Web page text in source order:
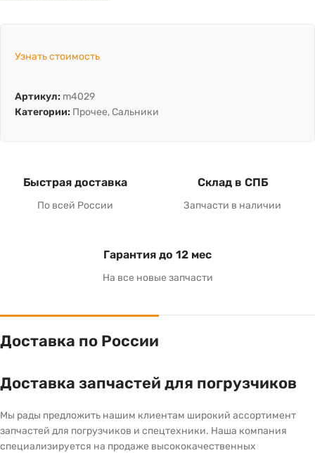
Узнать стоимость
Артикул: m4029
Категории: Прочее, Сальники
Быстрая доставка
По всей России
Склад в СПБ
Запчасти в наличии
Гарантия до 12 мес
На все новые запчасти
Доставка по России
Доставка запчастей для погрузчиков
Мы рады предложить нашим клиентам широкий ассортимент
запчастей для погрузчиков и спецтехники. Наша компания
специализируется на продаже высококачественных